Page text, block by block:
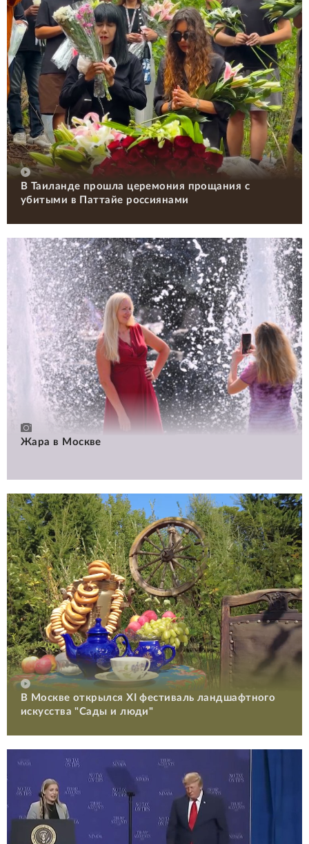
В Таиланде прошла церемония прощания с
убитыми в Паттайе россиянами
Жара в Москве
В Москве открылся XI фестиваль ландшафтного
искусства "Сады и люди"